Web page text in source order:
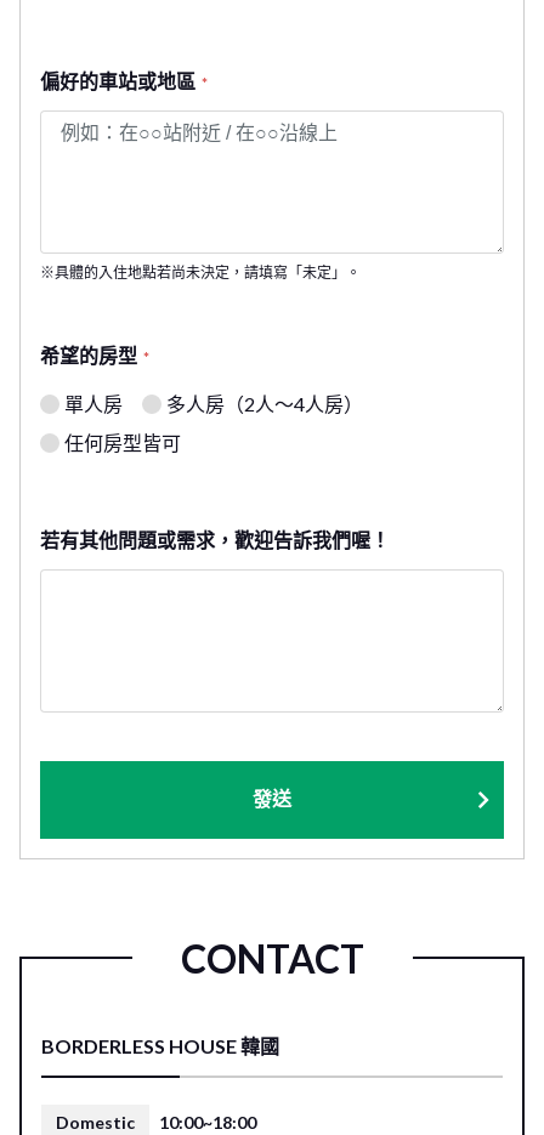
偏好的車站或地區 *
※具體的入住地點若尚未決定，請填寫「未定」。
希望的房型 *
單人房
多人房（2人～4人房）
任何房型皆可
若有其他問題或需求，歡迎告訴我們喔！
發送
CONTACT
BORDERLESS HOUSE 韓國
Domestic 10:00~18:00